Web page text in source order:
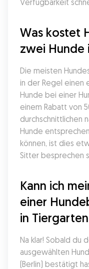
Verfügbarkeit
Was kostet
zwei Hunde
Die meisten
in der Regel einen
Hunde bei einer
einem Rabatt von
durchschnittlichen
Hunde
können, ist dies
Sitter besprechen
Kann ich
einer
in
Na klar! Sobald du
ausgewählten
(Berlin) bestätigt